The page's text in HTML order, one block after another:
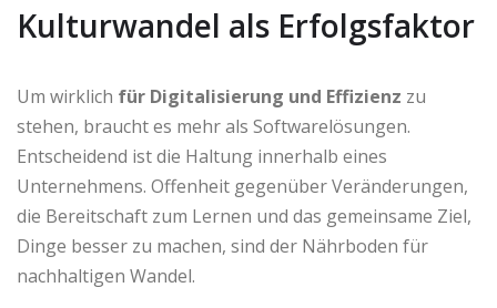
Kulturwandel als Erfolgsfaktor
Um wirklich für Digitalisierung und Effizienz zu
stehen, braucht es mehr als Softwarelösungen.
Entscheidend ist die Haltung innerhalb eines
Unternehmens. Offenheit gegenüber Veränderungen,
die Bereitschaft zum Lernen und das gemeinsame Ziel,
Dinge besser zu machen, sind der Nährboden für
nachhaltigen Wandel.